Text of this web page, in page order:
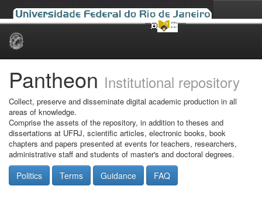
Skip
Pantheon Institutional repository
Collect, preserve and disseminate digital academic production in all
areas of knowledge.
Comprise the assets of the repository, in addition to theses and
dissertations at UFRJ, scientific articles, electronic books, book
chapters and papers presented at events for teachers, researchers,
administrative staff and students of master's and doctoral degrees.
Politics Terms Guidance FAQ